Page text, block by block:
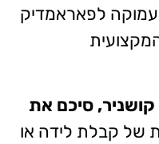
לפאראמדיק
סיכם את
של קבלת לידה או